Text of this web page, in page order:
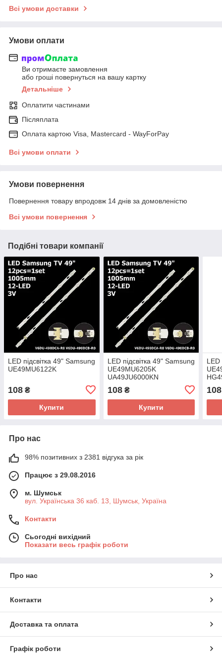
Всі умови доставки
Умови оплати
Ви отримаєте замовлення
або гроші повернуться на вашу картку
Детальніше
Оплатити частинами
Післяплата
Оплата картою Visa, Mastercard - WayForPay
Всі умови оплати
Умови повернення
Повернення товару впродовж 14 днів за домовленістю
Всі умови повернення
Подібні товари компанії
LED підсвітка 49" Samsung
UE49MU6122K
108 ₴
Купити
LED підсвітка 49" Samsung
UE49MU6205K
UA49JU6000KN
108₴
Купити
LED
108
Про нас
98% позитивних з 2381 відгука за рік
Працює з 29.08.2016
м. Шумськ
вул. Українська 36 каб. 13, Шумськ, Україна
Контакти
Сьогодні вихідний
Показати весь графік роботи
Про нас
Контакти
Доставка та оплата
Графік роботи